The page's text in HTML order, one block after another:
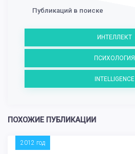
Публикаций в поиске
ИНТЕЛЛЕКТ
ПСИХОЛОГИЯ
INTELLIGENCE
ПОХОЖИЕ ПУБЛИКАЦИИ
2012 год